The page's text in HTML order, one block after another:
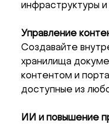
инфраструктуры и
Управление
Создавайте
хранилища
контентом и
доступные из
ИИ и повышение